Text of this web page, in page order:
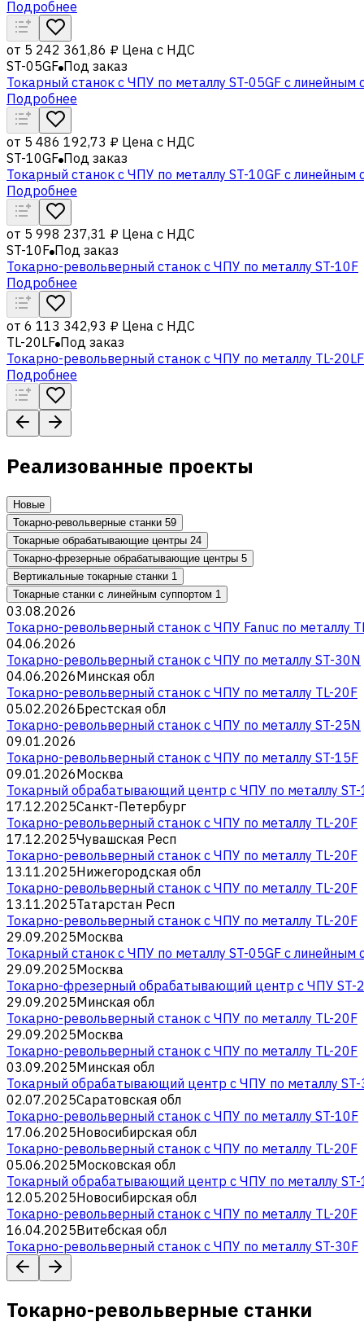
Подробнее
от 5 242 361,86 ₽ Цена с НДС
ST-05GF Под заказ
Токарный станок с ЧПУ по металлу ST-05GF c линейным
Подробнее
от 5 486 192,73 ₽ Цена с НДС
ST-10GF Под заказ
Токарный станок с ЧПУ по металлу ST-10GF c линейным
Подробнее
от 5 998 237,31 ₽ Цена с НДС
ST-10F Под заказ
Токарно-револьверный станок с ЧПУ по металлу ST-10F
Подробнее
от 6 113 342,93 ₽ Цена с НДС
TL-20LF Под заказ
Токарно-револьверный станок с ЧПУ по металлу TL-20LF
Подробнее
Реализованные проекты
Новые
Токарно-револьверные станки 59
Токарные обрабатывающие центры 24
Токарно-фрезерные обрабатывающие центры 5
Вертикальные токарные станки 1
Токарные станки с линейным суппортом 1
03.08.2026
Токарно-револьверный станок с ЧПУ Fanuc по металлу
04.06.2026
Токарно-револьверный станок с ЧПУ по металлу ST-30N
04.06.2026Минская обл
Токарно-револьверный станок с ЧПУ по металлу TL-20F
05.02.2026Брестская обл
Токарно-револьверный станок с ЧПУ по металлу ST-25N
09.01.2026
Токарно-револьверный станок с ЧПУ по металлу ST-15F
09.01.2026Москва
Токарный обрабатывающий центр с ЧПУ по металлу ST-
17.12.2025Санкт-Петербург
Токарно-револьверный станок с ЧПУ по металлу TL-20F
17.12.2025Чувашская Респ
Токарно-револьверный станок с ЧПУ по металлу TL-20F
13.11.2025Нижегородская обл
Токарно-револьверный станок с ЧПУ по металлу TL-20F
13.11.2025Татарстан Респ
Токарно-револьверный станок с ЧПУ по металлу TL-20F
29.09.2025Москва
Токарный станок с ЧПУ по металлу ST-05GF c линейным
29.09.2025Москва
Токарно-фрезерный обрабатывающий центр с ЧПУ ST-
29.09.2025Минская обл
Токарно-револьверный станок с ЧПУ по металлу TL-20F
29.09.2025Москва
Токарно-револьверный станок с ЧПУ по металлу TL-20F
03.09.2025Минская обл
Токарный обрабатывающий центр с ЧПУ по металлу ST-
02.07.2025Саратовская обл
Токарно-револьверный станок с ЧПУ по металлу ST-10F
17.06.2025Новосибирская обл
Токарно-револьверный станок с ЧПУ по металлу TL-20F
05.06.2025Московская обл
Токарный обрабатывающий центр с ЧПУ по металлу ST-
12.05.2025Новосибирская обл
Токарно-револьверный станок с ЧПУ по металлу TL-20F
16.04.2025Витебская обл
Токарно-револьверный станок с ЧПУ по металлу ST-30F
Токарно-револьверные станки